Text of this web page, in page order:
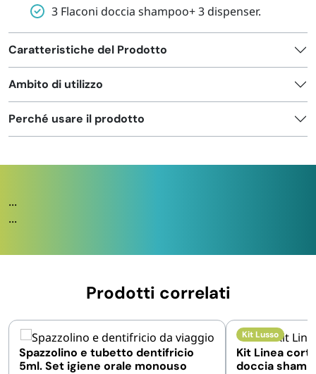
3 Flaconi doccia shampoo+ 3 dispenser.
Caratteristiche del Prodotto
Ambito di utilizzo
Perché usare il prodotto
...
...
Prodotti correlati
Spazzolino e tubetto dentifricio
5ml. Set igiene orale monouso
Kit Lusso
Kit Linea
doccia